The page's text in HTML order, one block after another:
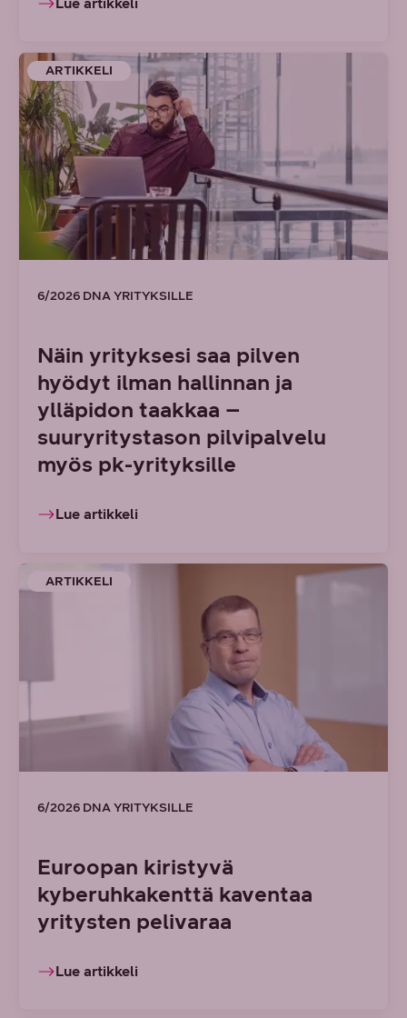
ARTIKKELI
6/2026 DNA YRITYKSILLE
Näin yrityksesi saa pilven
hyödyt ilman hallinnan ja
ylläpidon taakkaa –
suuryritystason pilvipalvelu
myös pk-yrityksille
Lue artikkeli
ARTIKKELI
6/2026 DNA YRITYKSILLE
Euroopan kiristyvä
kyberuhkakenttä kaventaa
yritysten pelivaraa
Lue artikkeli